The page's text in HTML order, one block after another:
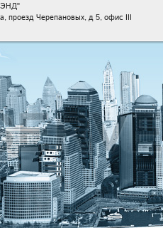
проезд Черепановых, д 5, офис III